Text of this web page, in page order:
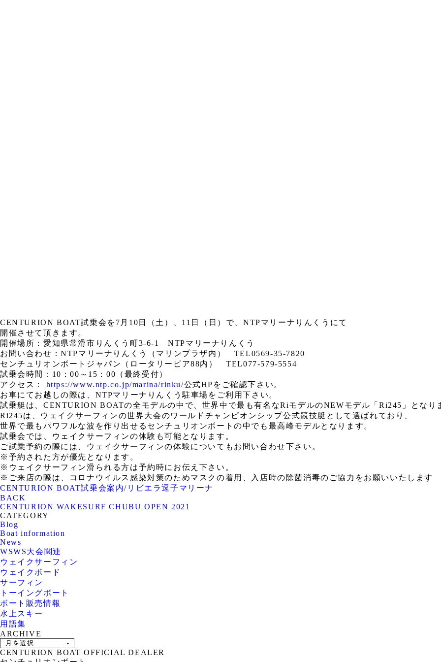
CENTURION BOAT試乗会を7月10日（土）、11日（日）で、NTPマリーナりんくうにて
開催させて頂きます。
開催場所：愛知県常滑市りんくう町3-6-1 NTPマリーナりんくう
お問い合わせ：NTPマリーナりんくう（マリンプラザ内） TEL0569-35-7820
センチュリオンボートジャパン（ロータリーピア88内） TEL077-579-5554
試乗会時間：10：00～15：00（最終受付）
アクセス： https://www.ntp.co.jp/marina/rinku/公式HPをご確認下さい。
お車にてお越しの際は、NTPマリーナりんくう駐車場をご利用下さい。
試乗艇は、CENTURION BOATの全モデルの中で、世界中で最も有名なRiモデルのNEWモデル「Ri245」となり
Ri245は、ウェイクサーフィンの世界大会のワールドチャンピオンシップ公式競技艇として選ばれており、
世界で最もパワフルな波を作り出せるセンチュリオンボートの中でも最高峰モデルとなります。
試乗会では、ウェイクサーフィンの体験も可能となります。
ご試乗予約の際には、ウェイクサーフィンの体験についてもお問い合わせ下さい。
※予約された方が優先となります。
※ウェイクサーフィン滑られる方は予約時にお伝え下さい。
※ご来店の際は、コロナウイルス感染対策のためマスクの着用、入店時の除菌消毒のご協力をお願いいたします
CENTURION BOAT試乗会案内/リビエラ逗子マリーナ
BACK
CENTURION WAKESURF CHUBU OPEN 2021
CATEGORY
Blog
Boat information
News
WSWS大会関連
ウェイクサーフィン
ウェイクボード
サーフィン
トーイングボート
ボート販売情報
水上スキー
用語集
ARCHIVE
CENTURION BOAT OFFICIAL DEALER